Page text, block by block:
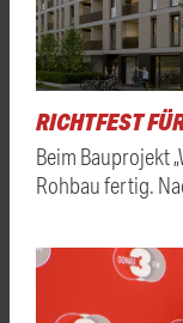
RICHTFEST
Beim Bauprojekt
Rohbau fertig.